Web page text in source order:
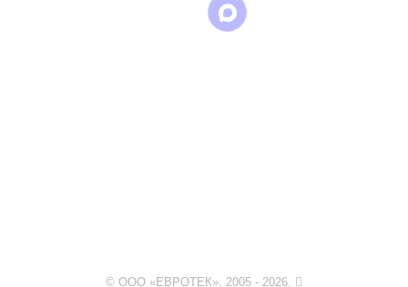
© ООО «ЕВРОТЕК». 2005 - 2026.